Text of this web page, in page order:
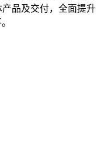
品及交付，全面提升